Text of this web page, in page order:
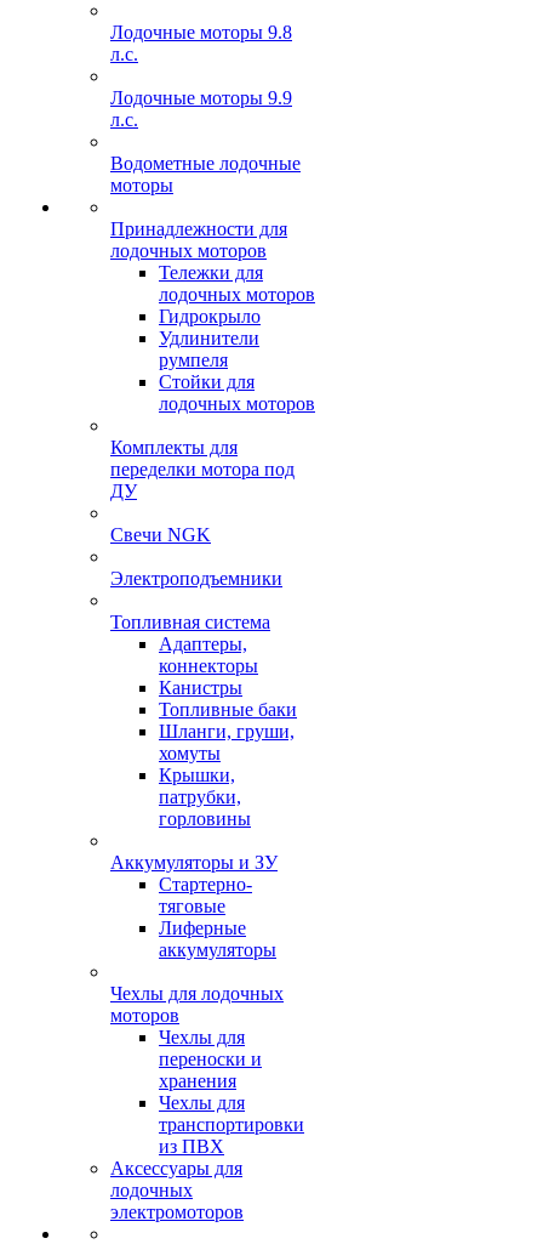
Лодочные моторы 9.8
л.с.
Лодочные моторы 9.9
л.с.
Водометные лодочные
моторы
Принадлежности для
лодочных моторов
Тележки для
лодочных моторов
Гидрокрыло
Удлинители
румпеля
Стойки для
лодочных моторов
Комплекты для
переделки мотора под
ДУ
Свечи NGK
Электроподъемники
Топливная система
Адаптеры,
коннекторы
Канистры
Топливные баки
Шланги, груши,
хомуты
Крышки,
патрубки,
горловины
Аккумуляторы и ЗУ
Стартерно-
тяговые
Лиферные
аккумуляторы
Чехлы для лодочных
моторов
Чехлы для
переноски и
хранения
Чехлы для
транспортировки
из ПВХ
Аксессуары для
лодочных
электромоторов